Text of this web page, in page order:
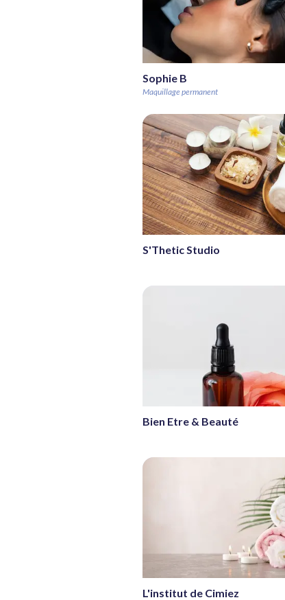
Sophie B
Maquillage permanent
S'Thetic Studio
Bien Etre & Beauté
L'institut de Cimiez